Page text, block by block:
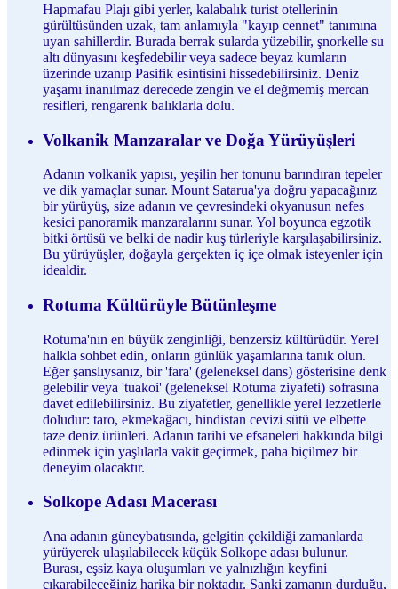
Hapmafau Plajı gibi yerler, kalabalık turist otellerinin
gürültüsünden uzak, tam anlamıyla "kayıp cennet" tanımına
uyan sahillerdir. Burada berrak sularda yüzebilir, şnorkelle su
altı dünyasını keşfedebilir veya sadece beyaz kumların
üzerinde uzanıp Pasifik esintisini hissedebilirsiniz. Deniz
yaşamı inanılmaz derecede zengin ve el değmemiş mercan
resifleri, rengarenk balıklarla dolu.
Volkanik Manzaralar ve Doğa Yürüyüşleri
Adanın volkanik yapısı, yeşilin her tonunu barındıran tepeler
ve dik yamaçlar sunar. Mount Satarua'ya doğru yapacağınız
bir yürüyüş, size adanın ve çevresindeki okyanusun nefes
kesici panoramik manzaralarını sunar. Yol boyunca egzotik
bitki örtüsü ve belki de nadir kuş türleriyle karşılaşabilirsiniz.
Bu yürüyüşler, doğayla gerçekten iç içe olmak isteyenler için
idealdir.
Rotuma Kültürüyle Bütünleşme
Rotuma'nın en büyük zenginliği, benzersiz kültürüdür. Yerel
halkla sohbet edin, onların günlük yaşamlarına tanık olun.
Eğer şanslıysanız, bir 'fara' (geleneksel dans) gösterisine denk
gelebilir veya 'tuakoi' (geleneksel Rotuma ziyafeti) sofrasına
davet edilebilirsiniz. Bu ziyafetler, genellikle yerel lezzetlerle
doludur: taro, ekmekağacı, hindistan cevizi sütü ve elbette
taze deniz ürünleri. Adanın tarihi ve efsaneleri hakkında bilgi
edinmek için yaşlılarla vakit geçirmek, paha biçilmez bir
deneyim olacaktır.
Solkope Adası Macerası
Ana adanın güneybatısında, gelgitin çekildiği zamanlarda
yürüyerek ulaşılabilecek küçük Solkope adası bulunur.
Burası, eşsiz kaya oluşumları ve yalnızlığın keyfini
çıkarabileceğiniz harika bir noktadır. Sanki zamanın durduğu,